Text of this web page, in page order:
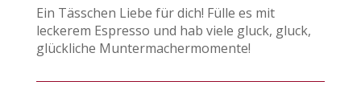
Ein Tässchen Liebe für dich! Fülle es mit
leckerem Espresso und hab viele gluck, gluck,
glückliche Muntermachermomente!